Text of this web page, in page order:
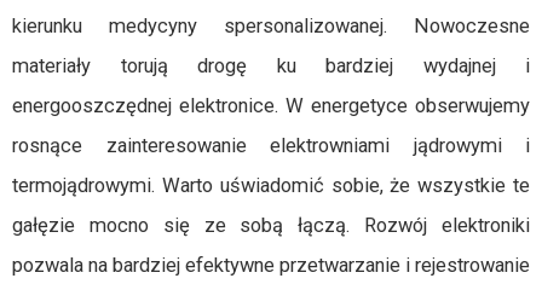
kierunku medycyny spersonalizowanej. Nowoczesne
materiały torują drogę ku bardziej wydajnej i
energooszczędnej elektronice. W energetyce obserwujemy
rosnące zainteresowanie elektrowniami jądrowymi i
termojądrowymi. Warto uświadomić sobie, że wszystkie te
gałęzie mocno się ze sobą łączą. Rozwój elektroniki
pozwala na bardziej efektywne przetwarzanie i rejestrowanie